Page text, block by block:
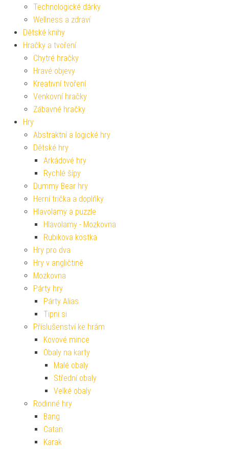
Technologické dárky
Wellness a zdraví
Dětské knihy
Hračky a tvoření
Chytré hračky
Hravé objevy
Kreativní tvoření
Venkovní hračky
Zábavné hračky
Hry
Abstraktní a logické hry
Dětské hry
Arkádové hry
Rychlé šípy
Dummy Bear hry
Herní trička a doplňky
Hlavolamy a puzzle
Hlavolamy - Mozkovna
Rubikova kostka
Hry pro dva
Hry v angličtině
Mozkovna
Párty hry
Párty Alias
Tipni si
Příslušenství ke hrám
Kovové mince
Obaly na karty
Malé obaly
Střední obaly
Velké obaly
Rodinné hry
Bang
Catan
Karak